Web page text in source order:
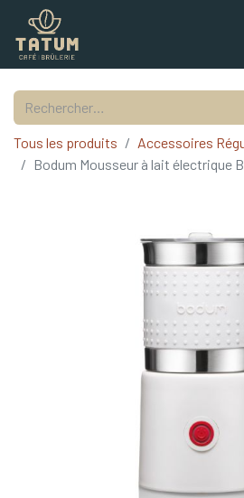
Tous les produits
Accessoires
Bodum Mousseur à lait électrique